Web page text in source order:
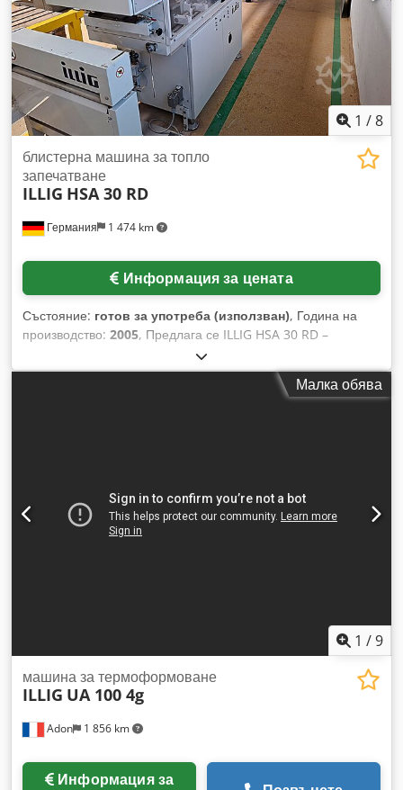
термоформоване ILLIG Модел RDKP Codpfx Akezgtf Dersha
Максимална ширина на фолиото 805 мм Максимален
диаметър на ролката 1600 мм Включени са различни
матрици Налични са 4 пълни линии Година на
производство 2010
1 /8
Германия 1 474 km
блистерна машина за топло
запечатване
ILLIG HSA 30 RD
Информация за цената
Състояние: готов за употреба (използван), Година на
производство: 2005, Предлага се ILLIG HSA 30 RD –
високопроизводителна машинa за непрекъснато
запечатване на блистерни опаковки: блистер фолия: PVC,
PET APET/PETG, PS, дебелина на фолиото: 150µm-600µm,
юни 2026 г. Cjdpfx Aksylbrkoroha
Малка обява
1 /9
Adon 1 856 km
машина за термоформоване
ILLIG UA 100 4g
Информация за